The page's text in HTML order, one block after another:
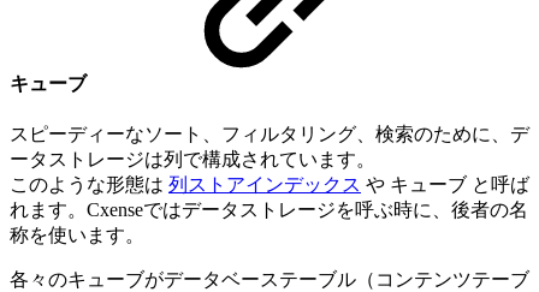
キューブ
スピーディーなソート、フィルタリング、検索のために、デ
ータストレージは列で構成されています。
このような形態は 列ストアインデックス や キューブ と呼ば
れます。Cxenseではデータストレージを呼ぶ時に、後者の名
称を使います。
各々のキューブがデータベーステーブル（コンテンツテーブ